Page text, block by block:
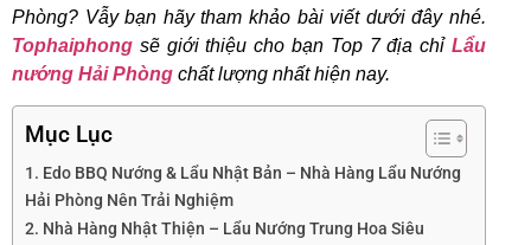
Phòng? Vẫy bạn hãy tham khảo bài viết dưới đây nhé.
Tophaiphong sẽ giới thiệu cho bạn Top 7 địa chỉ Lẩu
nướng Hải Phòng chất lượng nhất hiện nay.
Mục Lục
1. Edo BBQ Nướng & Lẩu Nhật Bản – Nhà Hàng Lẩu Nướng
Hải Phòng Nên Trải Nghiệm
2. Nhà Hàng Nhật Thiện – Lẩu Nướng Trung Hoa Siêu